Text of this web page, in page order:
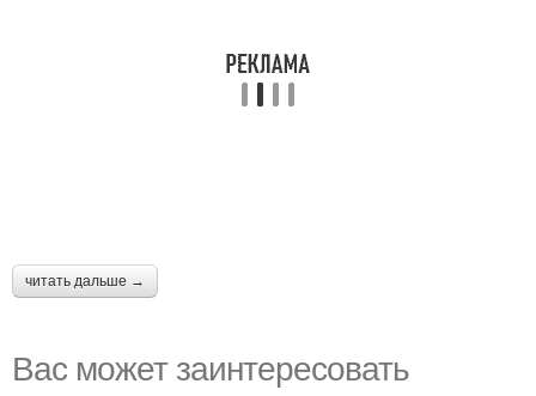
читать дальше →
Вас может заинтересовать